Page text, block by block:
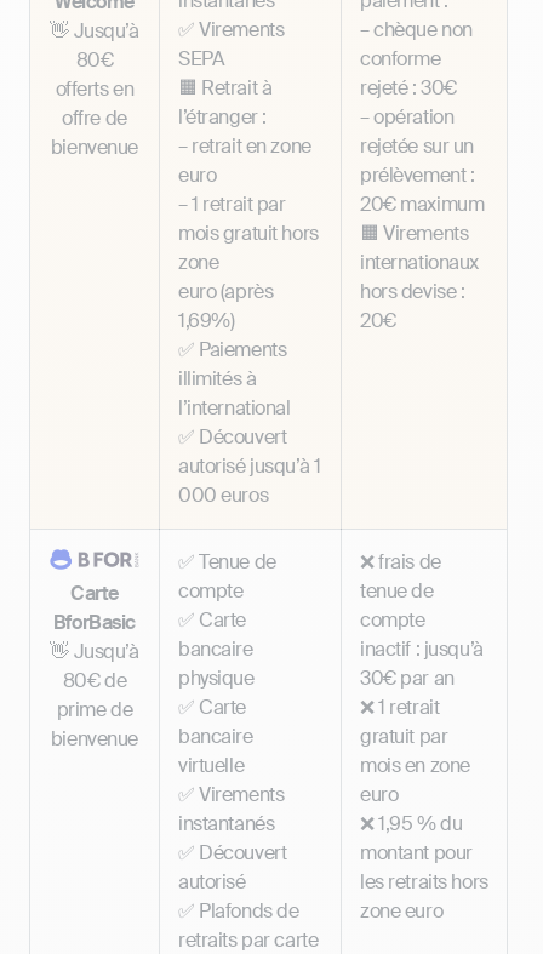
👋 Jusqu’à
80€
offerts en
offre de
bienvenue
✅ Virements
SEPA
🟧 Retrait à
l’étranger :
– retrait en zone
euro
– 1 retrait par
mois gratuit hors
zone
euro (après
1,69%)
✅ Paiements
illimités à
l’international
✅ Découvert
autorisé jusqu’à 1
000 euros
– chèque non
conforme
rejeté : 30€
– opération
rejetée sur un
prélèvement :
20€ maximum
🟧 Virements
internationaux
hors devise :
20€
Carte
BforBasic
👋 Jusqu’à
80€ de
prime de
bienvenue
✅ Tenue de
compte
✅ Carte
bancaire
physique
✅ Carte
bancaire
virtuelle
✅ Virements
instantanés
✅ Découvert
autorisé
✅ Plafonds de
retraits par carte
❌ frais de
tenue de
compte
inactif : jusqu’à
30€ par an
❌ 1 retrait
gratuit par
mois en zone
euro
❌ 1,95 % du
montant pour
les retraits hors
zone euro